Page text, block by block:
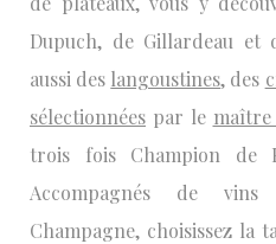
Dupuch, de Gillardeau et
aussi des langoustines, des
sélectionnées par le maître
trois fois Champion de
Accompagnés de
Champagne, choisissez la